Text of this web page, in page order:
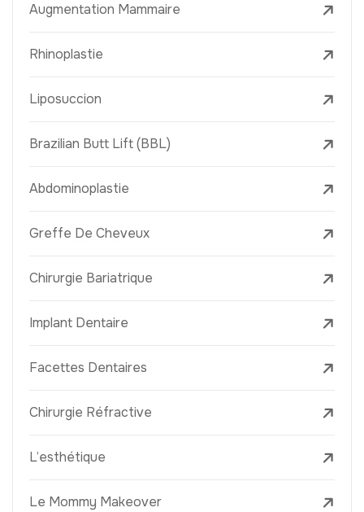
Augmentation Mammaire
Rhinoplastie
Liposuccion
Brazilian Butt Lift (BBL)
Abdominoplastie
Greffe De Cheveux
Chirurgie Bariatrique
Implant Dentaire
Facettes Dentaires
Chirurgie Réfractive
L’esthétique
Le Mommy Makeover